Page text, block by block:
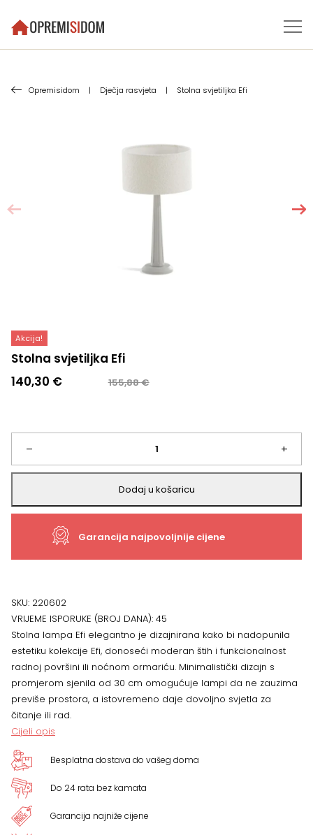
Opremisidom | Dječja rasvjeta | Stolna svjetiljka Efi
Akcija!
Stolna svjetiljka Efi
155,88€
Izvorna
je:
155,88 €.
140,30 €
Trenutna
140,30 €.
–
Stolna
svjetiljka
Efi
+
Dodaj u košaricu
Garancija najpovoljnije cijene
SKU: 220602
VRIJEME ISPORUKE (BROJ DANA): 45
Stolna lampa Efi elegantno je dizajnirana kako bi nadopunila
estetiku kolekcije Efi, donoseći moderan štih i funkcionalnost
radnoj površini ili noćnom ormariću. Minimalistički dizajn s
promjerom sjenila od 30 cm omogućuje lampi da ne zauzima
previše prostora, a istovremeno daje dovoljno svjetla za
čitanje ili rad.
Cijeli opis
Besplatna dostava do vašeg doma
Do 24 rata bez kamata
Garancija najniže cijene